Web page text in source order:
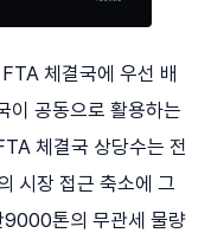
체결국에 우선 배
이 공동으로 활용하는
체결국 상당수는 전
시장 접근 축소에 그
9000톤의 무관세 물량